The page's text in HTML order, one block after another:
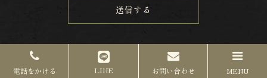
送信する
電話をかける LINE お問い合わせ MENU